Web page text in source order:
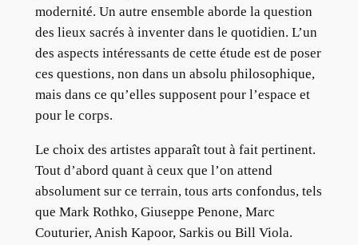
modernité. Un autre ensemble aborde la question
des lieux sacrés à inventer dans le quotidien. L’un
des aspects intéressants de cette étude est de poser
ces questions, non dans un absolu philosophique,
mais dans ce qu’elles supposent pour l’espace et
pour le corps.
Le choix des artistes apparaît tout à fait pertinent.
Tout d’abord quant à ceux que l’on attend
absolument sur ce terrain, tous arts confondus, tels
que Mark Rothko, Giuseppe Penone, Marc
Couturier, Anish Kapoor, Sarkis ou Bill Viola.